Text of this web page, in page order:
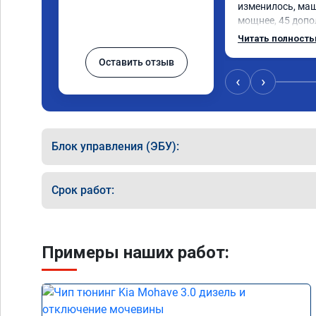
Оставить отзыв
изменилось,
мощнее, 45
существенно
15 город, уже
12.5. Коробка
Читать
‹ ›
Блок управления (ЭБУ):
Срок работ:
Примеры наших работ: